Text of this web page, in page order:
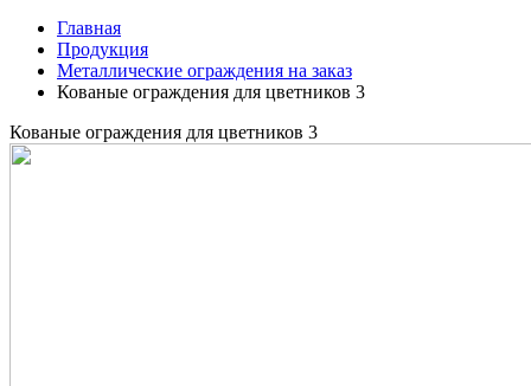
Главная
Продукция
Металлические ограждения на заказ
Кованые ограждения для цветников 3
Кованые ограждения для цветников 3